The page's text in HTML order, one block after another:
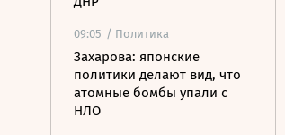
09:05 / Политика
Захарова: японские
политики делают вид, что
атомные бомбы упали с
НЛО